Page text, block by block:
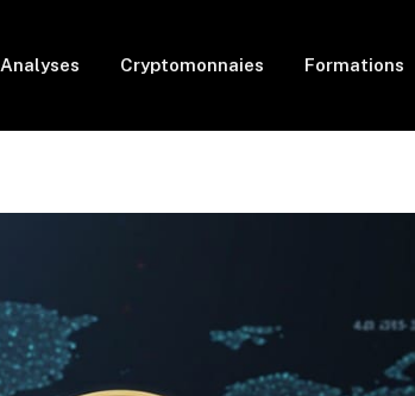
Analyses Cryptomonnaies Formations